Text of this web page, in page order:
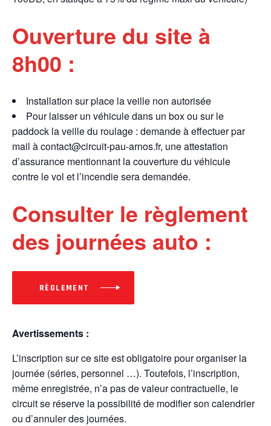
Ouverture du site à
8h00 :
Installation sur place la veille non autorisée
Pour laisser un véhicule dans un box ou sur le
paddock la veille du roulage : demande à effectuer par
mail à contact@circuit-pau-arnos.fr, une attestation
d’assurance mentionnant la couverture du véhicule
contre le vol et l’incendie sera demandée.
Consulter le règlement
des journées auto :
RÈGLEMENT
Avertissements :
L’inscription sur ce site est obligatoire pour organiser la
journée (séries, personnel …). Toutefois, l’inscription,
même enregistrée, n’a pas de valeur contractuelle, le
circuit se réserve la possibilité de modifier son calendrier
ou d’annuler des journées.